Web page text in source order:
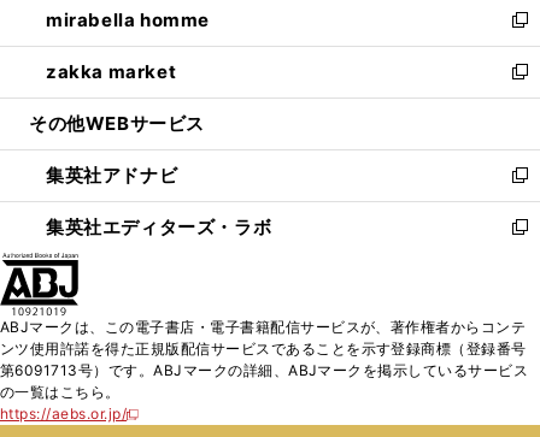
く
で
開
く
ド
ウ
で
開
ィ
ン
ド
ウ
開
く
い
ウ
ィ
ン
ウ
で
開
く
mirabella homme
新
し
い
ウ
ン
ド
ウ
で
zakka market
新
し
ウ
ィ
ン
ド
く
その他WEBサービス
集英社アドナビ
新
し
い
ド
ウ
で
集英社エディターズ・ラボ
新
ィ
ン
ド
ABJマークは、この電子書店・電子書籍配信サービスが、著作権者からコンテ
ンツ使用許諾を得た正規版配信サービスであることを示す登録商標（登録番号
第6091713号）です。ABJマークの詳細、ABJマークを掲示しているサービス
の一覧はこちら。
https://aebs.or.jp/
新